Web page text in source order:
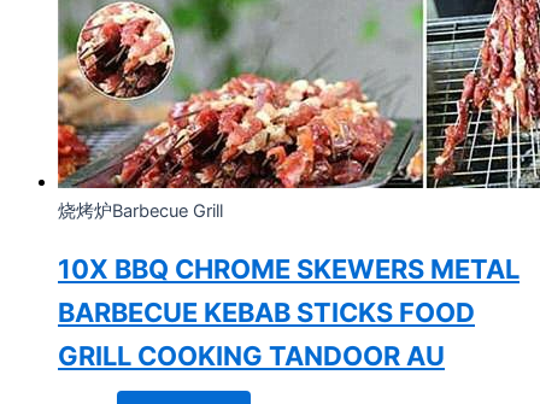
烧烤炉Barbecue Grill
10X BBQ CHROME SKEWERS METAL
BARBECUE KEBAB STICKS FOOD
GRILL COOKING TANDOOR AU